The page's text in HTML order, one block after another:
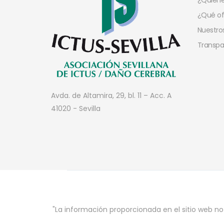
Avda. de Altamira, 29, bl. 11 – Acc. A
41020 - Sevilla
¿Qué
"La información proporcionada en el sitio web